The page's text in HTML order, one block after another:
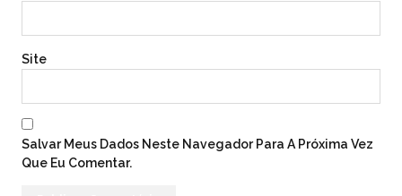
Site
Salvar Meus Dados Neste Navegador Para A Próxima Vez
Que Eu Comentar.